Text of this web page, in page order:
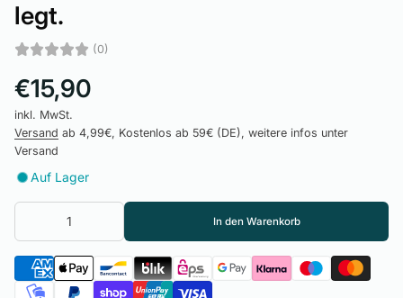
legt.
(0)
€15,90
inkl. MwSt.
Versand ab 4,99€, Kostenlos ab 59€ (DE), weitere infos unter
Versand
Auf Lager
In den Warenkorb